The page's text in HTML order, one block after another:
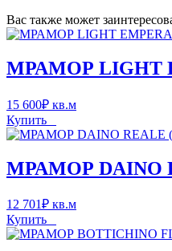
Вас также может
МРАМОР LIGHT
15 600₽ кв.м
Купить
МРАМОР DAINO
12 701₽ кв.м
Купить